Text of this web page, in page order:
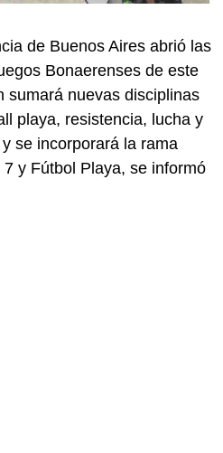
de Buenos Aires abrió las
Bonaerenses de este
sumará nuevas disciplinas
playa, resistencia, lucha y
se incorporará la rama
y Fútbol Playa, se informó